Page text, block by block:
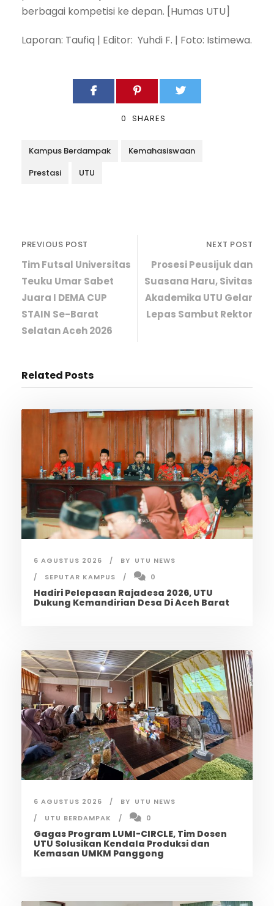
berbagai kompetisi ke depan. [Humas UTU]
Laporan: Taufiq | Editor: Yuhdi F. | Foto: Istimewa.
0 SHARES
Kampus Berdampak
Kemahasiswaan
Prestasi
UTU
PREVIOUS POST
Tim Futsal Universitas
Teuku Umar Sabet
Juara I DEMA CUP
STAIN Se-Barat
Selatan Aceh 2026
NEXT POST
Prosesi Peusijuk dan
Suasana Haru, Sivitas
Akademika UTU Gelar
Lepas Sambut Rektor
Related Posts
6 AGUSTUS 2026 BY UTU NEWS
SEPUTAR KAMPUS
0
Hadiri Pelepasan Rajadesa 2026, UTU
Dukung Kemandirian Desa Di Aceh Barat
6 AGUSTUS 2026 BY UTU NEWS
UTU BERDAMPAK
0
Gagas Program LUMI-CIRCLE, Tim Dosen
UTU Solusikan Kendala Produksi dan
Kemasan UMKM Panggong